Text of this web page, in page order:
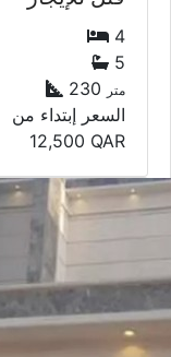
4
5
230
متر
السعر إبتداء من
12,500 QAR